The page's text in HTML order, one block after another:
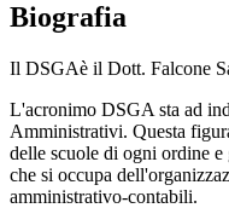
Biografia
Il DSGAè il Dott. Falcone
L'acronimo DSGA sta ad
Amministrativi. Questa
delle scuole di ogni ordine
che si occupa
amministrativo-contabili.